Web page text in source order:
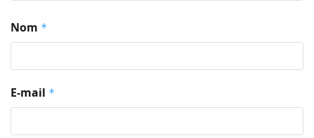
Nom *
E-mail *